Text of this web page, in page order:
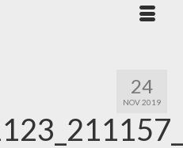
24
NOV 2019